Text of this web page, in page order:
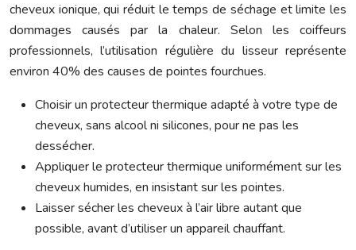
cheveux ionique, qui réduit le temps de séchage et limite les
dommages causés par la chaleur. Selon les coiffeurs
professionnels, l’utilisation régulière du lisseur représente
environ 40% des causes de pointes fourchues.
Choisir un protecteur thermique adapté à votre type de
cheveux, sans alcool ni silicones, pour ne pas les
dessécher.
Appliquer le protecteur thermique uniformément sur les
cheveux humides, en insistant sur les pointes.
Laisser sécher les cheveux à l’air libre autant que
possible, avant d’utiliser un appareil chauffant.